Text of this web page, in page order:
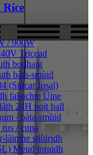
/ 900W
Tricead
bodhaig
bàta-smùid
(Siùcar Ìosal)
falaichte Ùine
24H poit ball
/ bàta-smùid
/ cupa
làimhe stiùiridh
Meud toraidh